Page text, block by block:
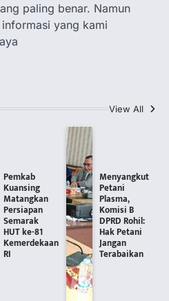
paling benar. Namun
yang kami
View All
Pemkab
Kuansing
Matangkan
Persiapan
Semarak
HUT ke-81
Kemerdekaan
RI
Menyangkut
Petani
Plasma,
Komisi B
DPRD Rohil:
Hak Petani
Jangan
Terabaikan